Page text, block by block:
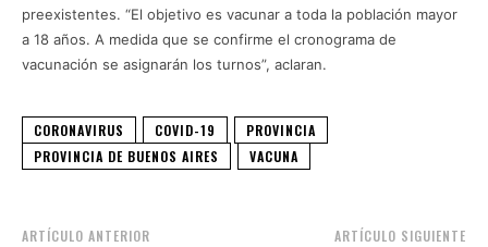
preexistentes. “El objetivo es vacunar a toda la población mayor
a 18 años. A medida que se confirme el cronograma de
vacunación se asignarán los turnos”, aclaran.
CORONAVIRUS COVID-19
PROVINCIA
PROVINCIA DE BUENOS AIRES
VACUNA
ARTÍCULO ANTERIOR ARTÍCULO SIGUIENTE